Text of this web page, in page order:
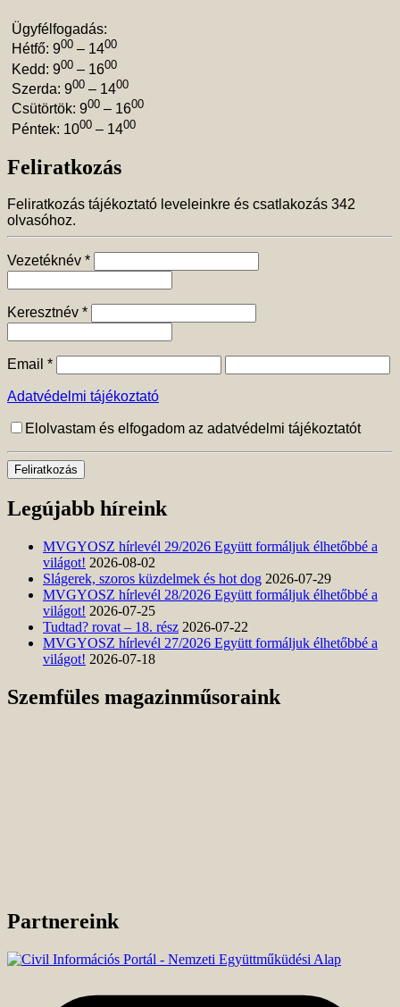
Ügyfélfogadás:
Hétfő: 900 – 1400
Kedd: 900 – 1600
Szerda: 900 – 1400
Csütörtök: 900 – 1600
Péntek: 1000 – 1400
Feliratkozás
Feliratkozás tájékoztató leveleinkre és csatlakozás 342
olvasóhoz.
Vezetéknév *
Keresztnév *
Email *
Adatvédelmi tájékoztató
Elolvastam és elfogadom az adatvédelmi tájékoztatót
Legújabb híreink
MVGYOSZ hírlevél 29/2026 Együtt formáljuk élhetőbbé a
világot! 2026-08-02
Slágerek, szoros küzdelmek és hot dog 2026-07-29
MVGYOSZ hírlevél 28/2026 Együtt formáljuk élhetőbbé a
világot! 2026-07-25
Tudtad? rovat – 18. rész 2026-07-22
MVGYOSZ hírlevél 27/2026 Együtt formáljuk élhetőbbé a
világot! 2026-07-18
Szemfüles magazinműsoraink
Partnereink